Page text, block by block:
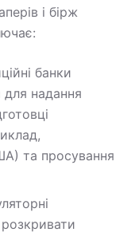
і бірж
банки
надання
та просування